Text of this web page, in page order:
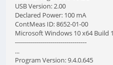
USB Version: 2.00
Declared Power: 100 mA
ContMeas ID: 8652-01-00
Microsoft Windows 10 x64 Build
------------------------------------
...
Program Version: 9.4.0.645